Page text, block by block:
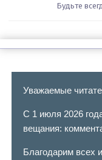
Будьте
Уважаемые
С 1 июля 2026
вещания:
Благодарим всех